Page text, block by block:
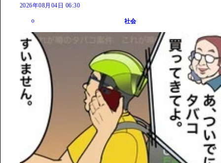
2026年08月04日 06:30
社会